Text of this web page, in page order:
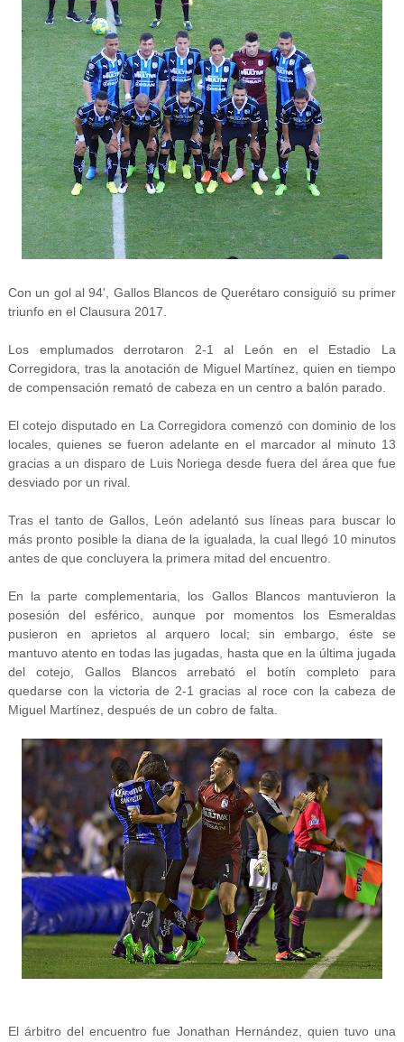
Con un gol al 94', Gallos Blancos de Querétaro consiguió su primer
triunfo en el Clausura 2017.
Los emplumados derrotaron 2-1 al León en el Estadio La
Corregidora, tras la anotación de Miguel Martínez, quien en tiempo
de compensación remató de cabeza en un centro a balón parado.
El cotejo disputado en La Corregidora comenzó con dominio de los
locales, quienes se fueron adelante en el marcador al minuto 13
gracias a un disparo de Luis Noriega desde fuera del área que fue
desviado por un rival.
Tras el tanto de Gallos, León adelantó sus líneas para buscar lo
más pronto posible la diana de la igualada, la cual llegó 10 minutos
antes de que concluyera la primera mitad del encuentro.
En la parte complementaria, los Gallos Blancos mantuvieron la
posesión del esférico, aunque por momentos los Esmeraldas
pusieron en aprietos al arquero local; sin embargo, éste se
mantuvo atento en todas las jugadas, hasta que en la última jugada
del cotejo, Gallos Blancos arrebató el botín completo para
quedarse con la victoria de 2-1 gracias al roce con la cabeza de
Miguel Martínez, después de un cobro de falta.
El árbitro del encuentro fue Jonathan Hernández, quien tuvo una